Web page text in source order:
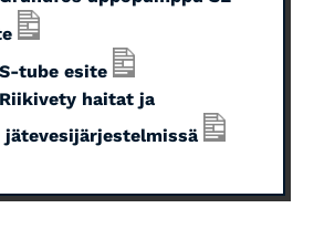
S-tube esite
Riikivety haitat ja